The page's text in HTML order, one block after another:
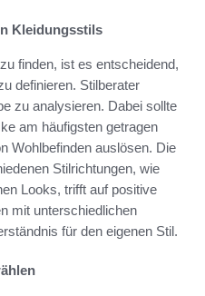
Kleidungsstils
zu finden, ist es entscheidend,
definieren. Stilberater
zu analysieren. Dabei sollte
am häufigsten getragen
Wohlbefinden auslösen. Die
Stilrichtungen, wie
Looks, trifft auf positive
mit unterschiedlichen
für den eigenen Stil.